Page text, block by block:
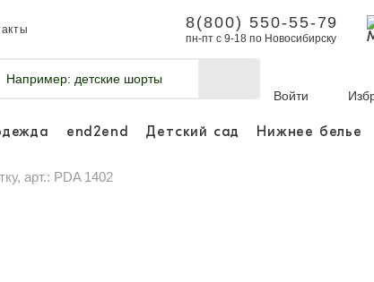
8(800) 550-55-79
пн-пт с 9-18 по Новосибирску
Например: детские шорты
Войти
отслеживать заказы.
end2end Детский сад Нижнее белье
арт.: PDA 1402